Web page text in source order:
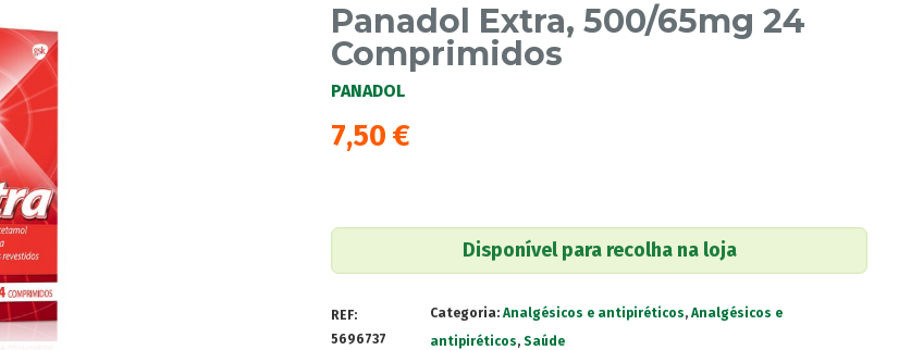
Panadol Extra, 500/65mg 24
Comprimidos
PANADOL
7,50€
Disponível para recolha na loja
REF:
5696737
Categoria:Analgésicos e antipiréticos,Analgésicos e
antipiréticos,Saúde